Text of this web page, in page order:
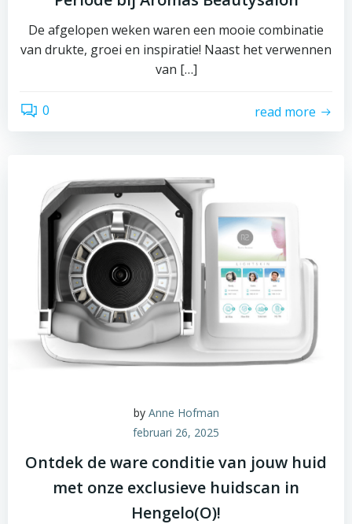
De afgelopen weken waren een mooie combinatie
van drukte, groei en inspiratie! Naast het verwennen
van […]
0 read more
by Anne Hofman
februari 26, 2025
Ontdek de ware conditie van jouw huid
met onze exclusieve huidscan in
Hengelo(O)!